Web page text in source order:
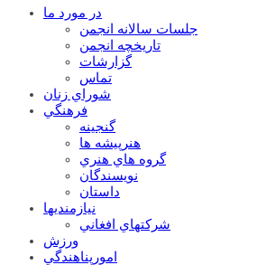
در مورد ما
جلسات سالانه انجمن
تاریخچه انجمن
گزارشات
تماس
شوراي زنان
فرهنگي
گنجينه
هنرپيشه ها
گروه هاي هنري
نويسندگان
داستان
نيازمنديها
شرکتهاي افغاني
ورزش
امورپناهندگي